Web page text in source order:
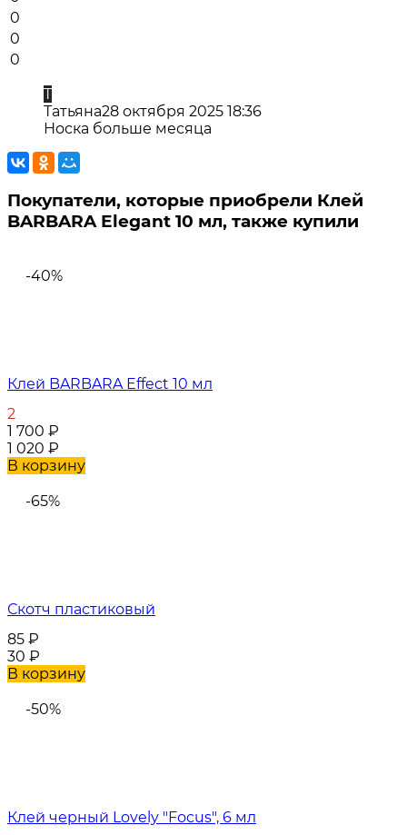
0
0
0
Т
Татьяна28 октября 2025 18:36
Носка больше месяца
Покупатели, которые приобрели Клей
BARBARA Elegant 10 мл, также купили
-40%
Клей BARBARA Effect 10 мл
2
1 700 ₽
1 020 ₽
В корзину
-65%
Скотч пластиковый
85 ₽
30 ₽
В корзину
-50%
Клей черный Lovely "Focus", 6 мл